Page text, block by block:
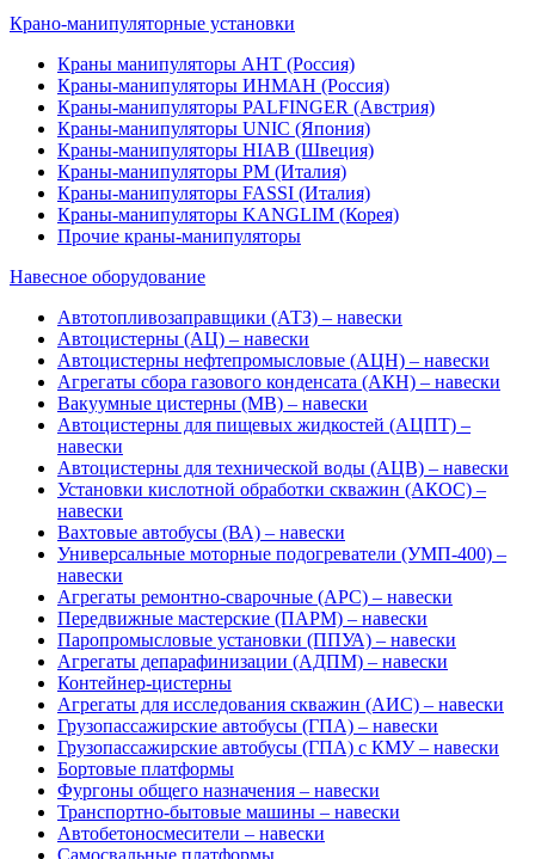
Крано-манипуляторные установки
Краны манипуляторы АНТ (Россия)
Краны-манипуляторы ИНМАН (Россия)
Краны-манипуляторы PALFINGER (Австрия)
Краны-манипуляторы UNIC (Япония)
Краны-манипуляторы HIAB (Швеция)
Краны-манипуляторы PM (Италия)
Краны-манипуляторы FASSI (Италия)
Краны-манипуляторы KANGLIM (Корея)
Прочие краны-манипуляторы
Навесное оборудование
Автотопливозаправщики (АТЗ) – навески
Автоцистерны (АЦ) – навески
Автоцистерны нефтепромысловые (АЦН) – навески
Агрегаты сбора газового конденсата (АКН) – навески
Вакуумные цистерны (МВ) – навески
Автоцистерны для пищевых жидкостей (АЦПТ) –
навески
Автоцистерны для технической воды (АЦВ) – навески
Установки кислотной обработки скважин (АКОС) –
навески
Вахтовые автобусы (ВА) – навески
Универсальные моторные подогреватели (УМП-400) –
навески
Агрегаты ремонтно-сварочные (АРС) – навески
Передвижные мастерские (ПАРМ) – навески
Паропромысловые установки (ППУА) – навески
Агрегаты депарафинизации (АДПМ) – навески
Контейнер-цистерны
Агрегаты для исследования скважин (АИС) – навески
Грузопассажирские автобусы (ГПА) – навески
Грузопассажирские автобусы (ГПА) с КМУ – навески
Бортовые платформы
Фургоны общего назначения – навески
Транспортно-бытовые машины – навески
Автобетоносмесители – навески
Самосвальные платформы